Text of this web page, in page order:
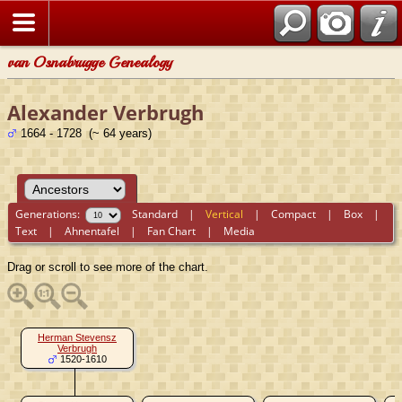
van Osnabrugge Genealogy
Alexander Verbrugh
1664 - 1728 (~ 64 years)
Generations: Standard |Vertical |Compact | Box |
Text |Ahnentafel | Fan Chart | Media
Drag or scroll to see more of the chart.
Herman Stevensz
Verbrugh
1520-1610